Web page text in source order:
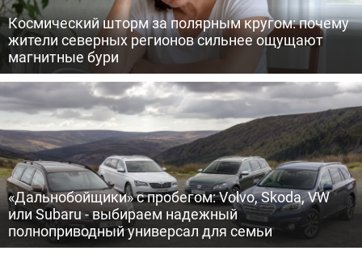
Космический шторм за полярным кругом: почему
жители северных регионов сильнее ощущают
магнитные бури
«Дальнобойщики» с пробегом: Volvo, Skoda, VW
или Subaru - выбираем надежный
полноприводный универсал для семьи